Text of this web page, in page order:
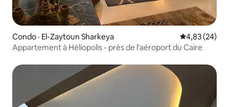
Condo · El-Zaytoun Sharkeya Note
4,83 (24)
Appartement à Héliopolis - près de l'aéroport du Caire